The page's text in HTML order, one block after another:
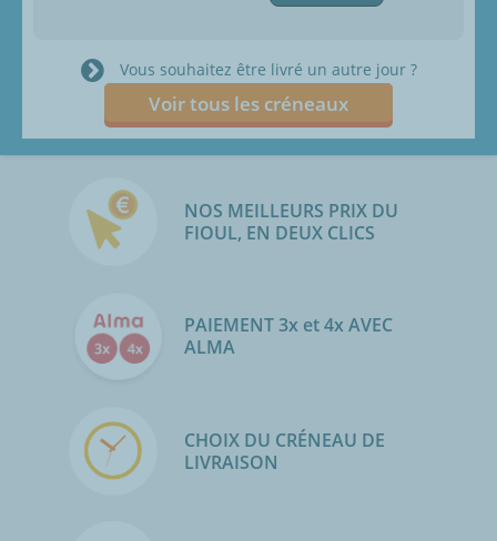
Vous souhaitez être livré un autre jour ?
Voir tous les créneaux
NOS MEILLEURS PRIX DU
FIOUL, EN DEUX CLICS
PAIEMENT 3x et 4x AVEC
ALMA
CHOIX DU CRÉNEAU DE
LIVRAISON